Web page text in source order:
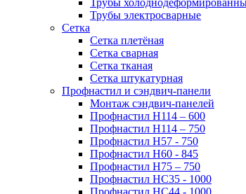
Трубы
Трубы электросварные
Сетка
Сетка плетёная
Сетка сварная
Сетка тканая
Сетка штукатурная
Профнастил и сэндвич-панели
Монтаж сэндвич-панелей
Профнастил Н114 – 600
Профнастил Н114 – 750
Профнастил Н57 - 750
Профнастил Н60 - 845
Профнастил Н75 – 750
Профнастил НС35 - 1000
Профнастил НС44 - 1000